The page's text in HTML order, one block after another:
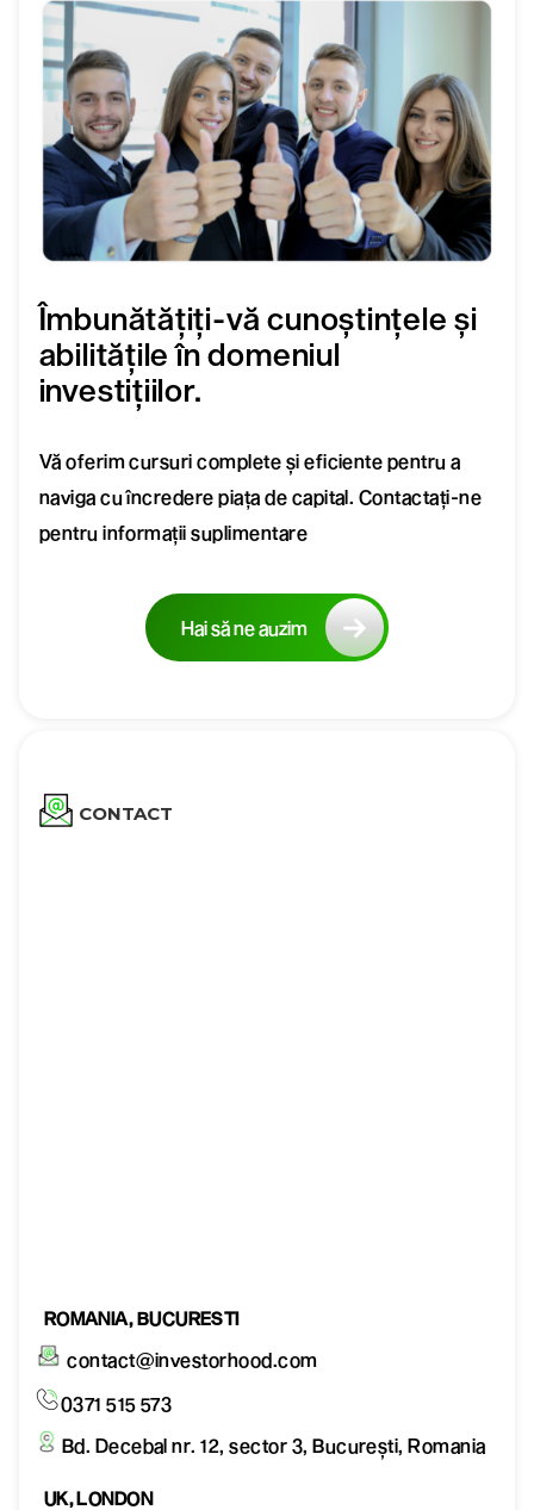
Îmbunătățiți-vă cunoștințele și
abilitățile în domeniul
investițiilor.
Vă oferim cursuri complete și eficiente pentru a
naviga cu încredere piața de capital. Contactați-ne
pentru informații suplimentare
Hai să ne auzim
CONTACT
ROMANIA, BUCURESTI
contact@investorhood.com
0371 515 573
Bd. Decebal nr. 12, sector 3, București, Romania
UK, LONDON